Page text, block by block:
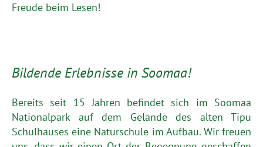
Freude beim Lesen!
Bildende Erlebnisse in Soomaa!
Bereits seit 15 Jahren befindet sich im Soomaa
Nationalpark auf dem Gelände des alten Tipu
Schulhauses eine Naturschule im Aufbau. Wir freuen